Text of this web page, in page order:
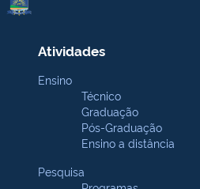
Atividades
Ensino
Técnico
Graduação
Pós-Graduação
Ensino a distância
Pesquisa